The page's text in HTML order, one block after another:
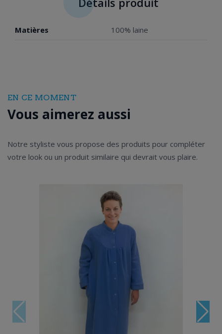
Matières 100% laine
EN CE MOMENT
Vous aimerez aussi
Notre styliste vous propose des produits pour compléter
votre look ou un produit similaire qui devrait vous plaire.